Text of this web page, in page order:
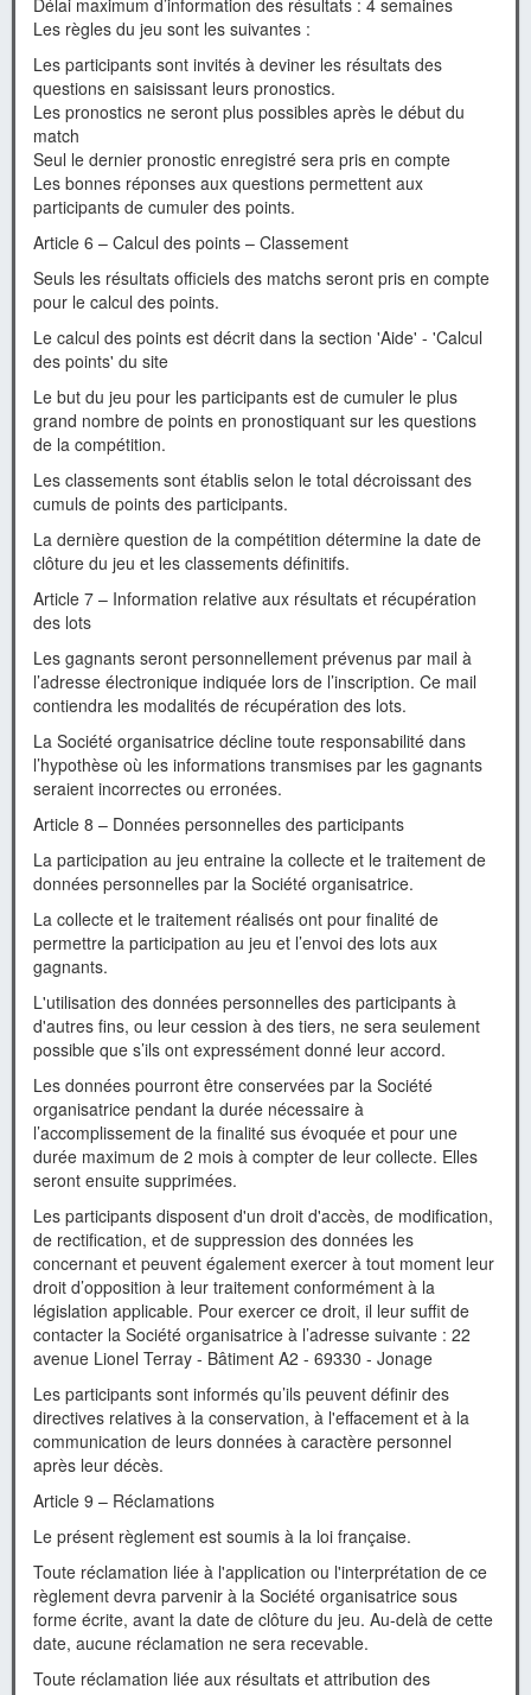
Délai maximum d’information des résultats : 4 semaines
Les règles du jeu sont les suivantes :
Les participants sont invités à deviner les résultats des
questions en saisissant leurs pronostics.
Les pronostics ne seront plus possibles après le début du
match
Seul le dernier pronostic enregistré sera pris en compte
Les bonnes réponses aux questions permettent aux
participants de cumuler des points.
Article 6 – Calcul des points – Classement
Seuls les résultats officiels des matchs seront pris en compte
pour le calcul des points.
Le calcul des points est décrit dans la section 'Aide' - 'Calcul
des points' du site
Le but du jeu pour les participants est de cumuler le plus
grand nombre de points en pronostiquant sur les questions
de la compétition.
Les classements sont établis selon le total décroissant des
cumuls de points des participants.
La dernière question de la compétition détermine la date de
clôture du jeu et les classements définitifs.
Article 7 – Information relative aux résultats et récupération
des lots
Les gagnants seront personnellement prévenus par mail à
l’adresse électronique indiquée lors de l’inscription. Ce mail
contiendra les modalités de récupération des lots.
La Société organisatrice décline toute responsabilité dans
l’hypothèse où les informations transmises par les gagnants
seraient incorrectes ou erronées.
Article 8 – Données personnelles des participants
La participation au jeu entraine la collecte et le traitement de
données personnelles par la Société organisatrice.
La collecte et le traitement réalisés ont pour finalité de
permettre la participation au jeu et l’envoi des lots aux
gagnants.
L'utilisation des données personnelles des participants à
d'autres fins, ou leur cession à des tiers, ne sera seulement
possible que s’ils ont expressément donné leur accord.
Les données pourront être conservées par la Société
organisatrice pendant la durée nécessaire à
l’accomplissement de la finalité sus évoquée et pour une
durée maximum de 2 mois à compter de leur collecte. Elles
seront ensuite supprimées.
Les participants disposent d'un droit d'accès, de modification,
de rectification, et de suppression des données les
concernant et peuvent également exercer à tout moment leur
droit d’opposition à leur traitement conformément à la
législation applicable. Pour exercer ce droit, il leur suffit de
contacter la Société organisatrice à l’adresse suivante : 22
avenue Lionel Terray - Bâtiment A2 - 69330 - Jonage
Les participants sont informés qu’ils peuvent définir des
directives relatives à la conservation, à l'effacement et à la
communication de leurs données à caractère personnel
après leur décès.
Article 9 – Réclamations
Le présent règlement est soumis à la loi française.
Toute réclamation liée à l'application ou l'interprétation de ce
règlement devra parvenir à la Société organisatrice sous
forme écrite, avant la date de clôture du jeu. Au-delà de cette
date, aucune réclamation ne sera recevable.
Toute réclamation liée aux résultats et attribution des